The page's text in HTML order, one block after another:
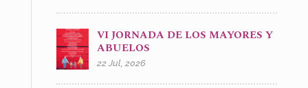
VI JORNADA DE LOS MAYORES Y
ABUELOS
22 Jul, 2026